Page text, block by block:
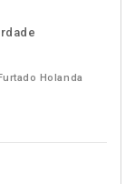
Holanda